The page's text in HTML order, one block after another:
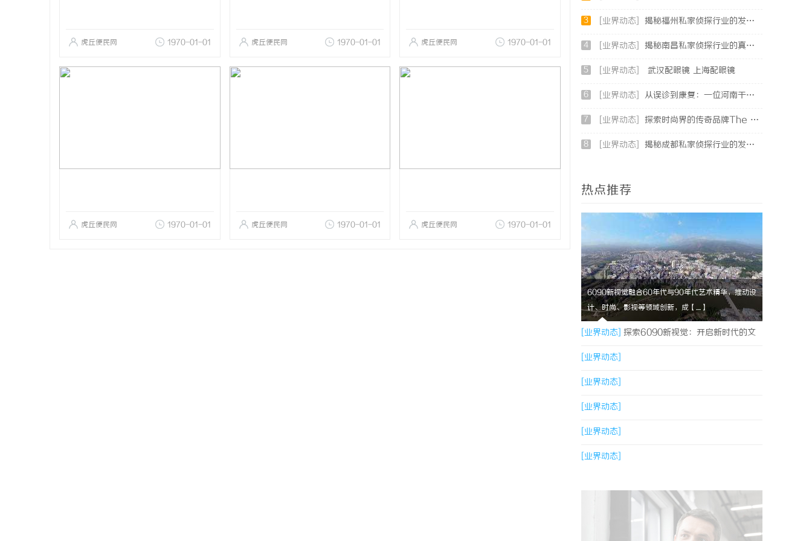
虎丘便民网 1970-01-01 虎丘便民网 1970-01-01 虎丘便民网 1970-01-01
虎丘便民网 1970-01-01 虎丘便民网 1970-01-01 虎丘便民网 1970-01-01
3 [业界动态] 揭秘福州私家侦探行业的发展与应用现状
4 [业界动态] 揭秘南昌私家侦探行业的真实面貌与服务价值详解
5 [业界动态] 武汉配眼镜 上海配眼镜
6 [业界动态] 从误诊到康复：一位河南干燥综合征患者的艰辛求医路
7 [业界动态] 探索时尚界的传奇品牌The Row：奢华与极简的完美融合
8 [业界动态] 揭秘成都私家侦探行业的发展与应用现状全解析
热点推荐
6090新视觉融合60年代与90年代艺术精华，推动设
计、时尚、影视等领域创新，成【....】
[业界动态] 探索6090新视觉：开启新时代的文
化与艺术革新之旅
[业界动态]
[业界动态]
[业界动态]
[业界动态]
[业界动态]